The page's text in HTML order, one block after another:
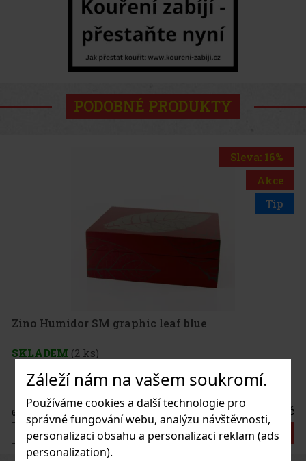
Záleží nám na vašem soukromí.
Používáme cookies a další technologie pro
správné fungování webu, analýzu návštěvnosti,
personalizaci obsahu a personalizaci reklam (ads
personalization).
PODOBNÉ PRODUKTY
Sleva: 16%
Akce
Tip
Zino Humidor SM graphic leaf blue
SKLADEM (2 ks)
6 798 Kč bez DPH 8 225 Kč
Do košíku